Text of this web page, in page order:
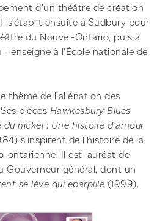
d’un théâtre de création
s’établit ensuite à Sudbury pour
du Nouvel-Ontario, puis à
enseigne à l’École nationale de
thème de l’aliénation des
pièces Hawkesbury Blues
du nickel: Une histoire d’amour
s’inspirent de l’histoire de la
ontarienne. Il est lauréat de
Gouverneur général, dont un
se lève qui éparpille (1999).